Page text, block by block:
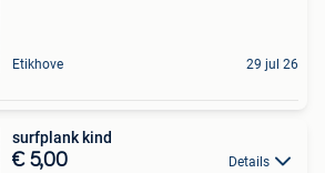
Etikhove 29 jul 26
surfplank kind
€ 5,00 Details